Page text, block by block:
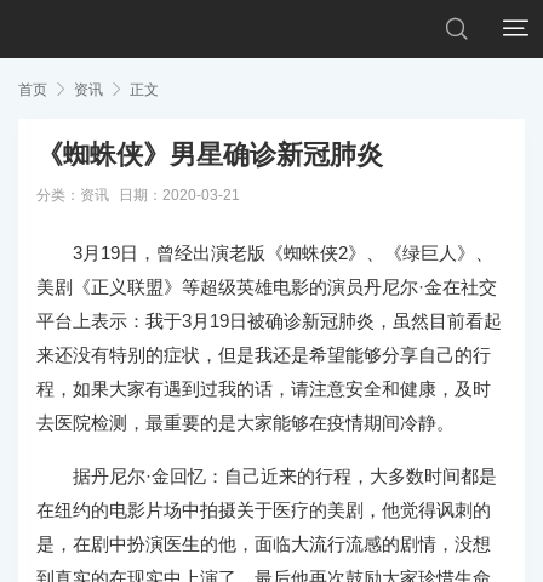


首页  资讯  正文
《蜘蛛侠》男星确诊新冠肺炎
分类： 资讯 日期：2020-03-21
3月19日，曾经出演老版《蜘蛛侠2》、《绿巨人》、
美剧《正义联盟》等超级英雄电影的演员丹尼尔·金在社交
平台上表示：我于3月19日被确诊新冠肺炎，虽然目前看起
来还没有特别的症状，但是我还是希望能够分享自己的行
程，如果大家有遇到过我的话，请注意安全和健康，及时
去医院检测，最重要的是大家能够在疫情期间冷静。
据丹尼尔·金回忆：自己近来的行程，大多数时间都是
在纽约的电影片场中拍摄关于医疗的美剧，他觉得讽刺的
是，在剧中扮演医生的他，面临大流行流感的剧情，没想
到真实的在现实中上演了。最后他再次鼓励大家珍惜生命